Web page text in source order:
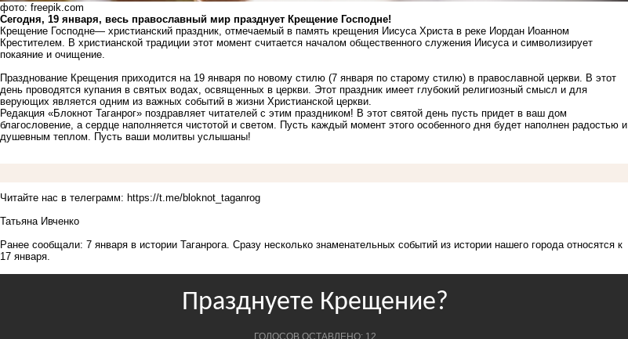
фото: freepik.com
Сегодня, 19 января, весь православный мир празднует Крещение Господне!
Крещение Господне— христианский праздник, отмечаемый в память крещения Иисуса Христа в реке Иордан Иоанном
Крестителем. В христианской традиции этот момент считается началом общественного служения Иисуса и символизирует
покаяние и очищение.
Празднование Крещения приходится на 19 января по новому стилю (7 января по старому стилю) в православной церкви. В этот
день проводятся купания в святых водах, освященных в церкви. Этот праздник имеет глубокий религиозный смысл и для
верующих является одним из важных событий в жизни Христианской церкви.
Редакция «Блокнот Таганрог» поздравляет читателей с этим праздником! В этот святой день пусть придет в ваш дом
благословение, а сердце наполняется чистотой и светом. Пусть каждый момент этого особенного дня будет наполнен радостью и
душевным теплом. Пусть ваши молитвы услышаны!
Читайте нас в телеграмм: https://t.me/bloknot_taganrog
Татьяна Ивченко
Ранее сообщали: 7 января в истории Таганрога . Сразу несколько знаменательных событий из истории нашего города относятся к
17 января.